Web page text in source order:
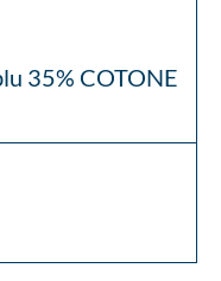
35% COTONE